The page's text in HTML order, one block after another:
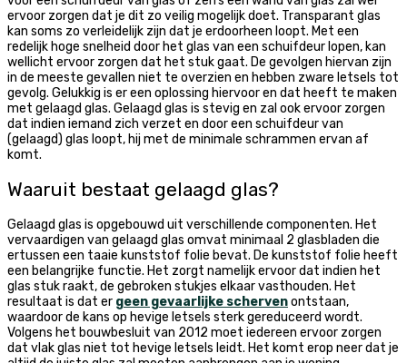
ervoor zorgen dat je dit zo veilig mogelijk doet. Transparant glas
kan soms zo verleidelijk zijn dat je erdoorheen loopt. Met een
redelijk hoge snelheid door het glas van een schuifdeur lopen, kan
wellicht ervoor zorgen dat het stuk gaat. De gevolgen hiervan zijn
in de meeste gevallen niet te overzien en hebben zware letsels tot
gevolg. Gelukkig is er een oplossing hiervoor en dat heeft te maken
met gelaagd glas. Gelaagd glas is stevig en zal ook ervoor zorgen
dat indien iemand zich verzet en door een schuifdeur van
(gelaagd) glas loopt, hij met de minimale schrammen ervan af
komt.
Waaruit bestaat gelaagd glas?
Gelaagd glas is opgebouwd uit verschillende componenten. Het
vervaardigen van gelaagd glas omvat minimaal 2 glasbladen die
ertussen een taaie kunststof folie bevat. De kunststof folie heeft
een belangrijke functie. Het zorgt namelijk ervoor dat indien het
glas stuk raakt, de gebroken stukjes elkaar vasthouden. Het
resultaat is dat er geen gevaarlijke schervenontstaan,
waardoor de kans op hevige letsels sterk gereduceerd wordt.
Volgens het bouwbesluit van 2012 moet iedereen ervoor zorgen
dat vlak glas niet tot hevige letsels leidt. Het komt erop neer dat je